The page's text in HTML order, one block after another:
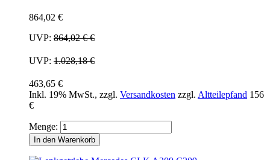
864,02 €
UVP: 864,02 €€
UVP: 1.028,18 €
463,65 €
Inkl. 19% MwSt., zzgl. Versandkosten zzgl. Altteilepfand 156
€
Menge:
In den Warenkorb